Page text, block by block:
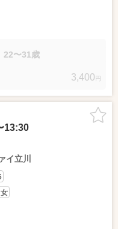
22〜31歳
3,400 円
13:30
イ立川